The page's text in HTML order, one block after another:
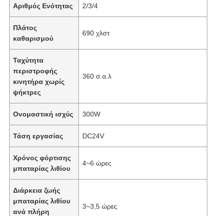
Αριθμός Ενότητας 2/3/4
Πλάτος
καθαρισμού
690 χλστ
Ταχύτητα
περιστροφής
κινητήρα χωρίς
ψήκτρες
360 σ.α.λ
Ονομαστική ισχύς 300W
Τάση εργασίας DC24V
Χρόνος φόρτισης
μπαταρίας λιθίου
4~6 ώρες
Διάρκεια ζωής
μπαταρίας λιθίου
ανά πλήρη
3~3,5 ώρες